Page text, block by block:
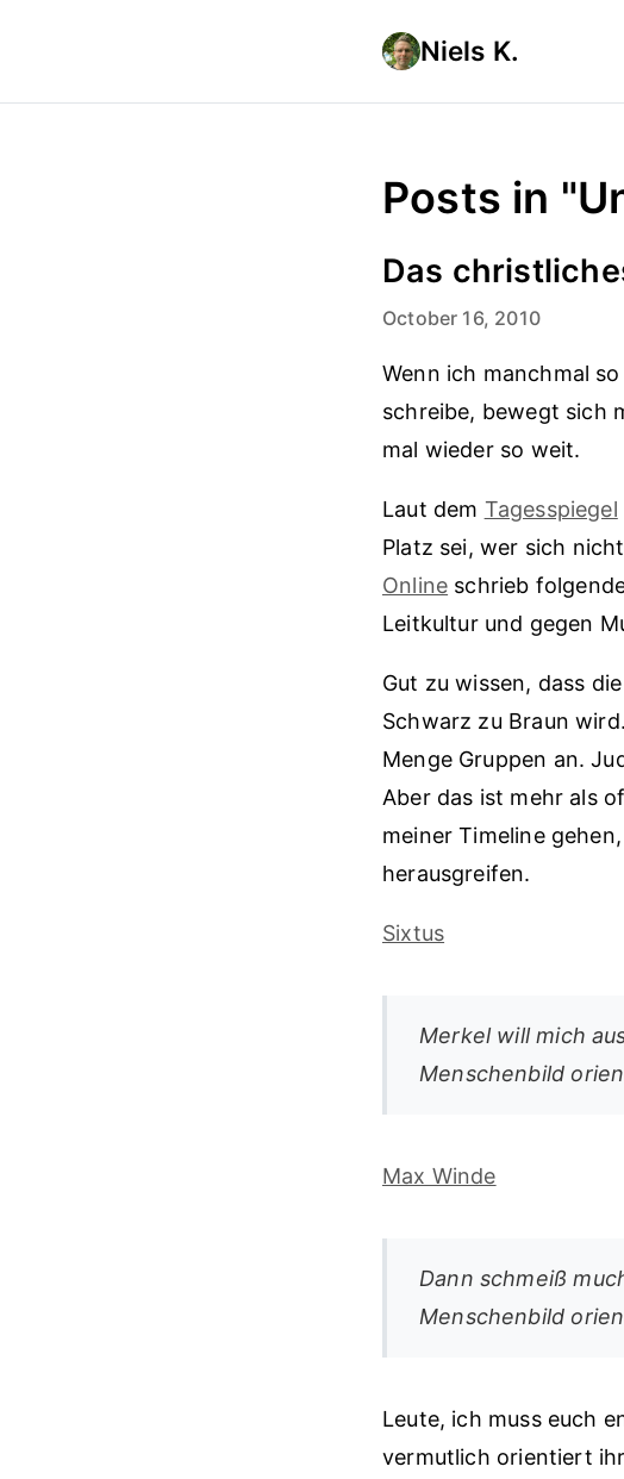
Niels K.
Posts in
Das
October 16, 2010
Wenn ich manchmal
schreibe, bewegt sich
mal wieder so weit.
Laut dem Tagesspiegel
Platz sei, wer sich
Online schrieb
Leitkultur und gegen
Gut zu wissen, dass
Schwarz zu Braun
Menge Gruppen an.
Aber das ist mehr als
meiner Timeline
herausgreifen.
Sixtus
Merkel will mich
Menschenbild
Max Winde
Dann schmeiß
Menschenbild
Leute, ich muss euch
vermutlich orientiert